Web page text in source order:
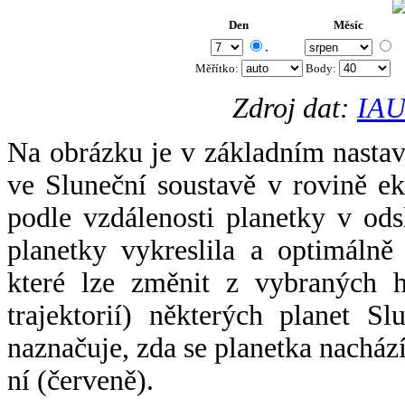
Den Měsíc
.
Měřítko: Body:
Zdroj dat:
Na obrázku je v základním
ve Sluneční soustavě v rovině
podle vzdálenosti planetky v
planetky vykreslila a
které lze změnit z vybraných
trajektorií) některých planet
naznačuje, zda se planetka
ní (červeně).